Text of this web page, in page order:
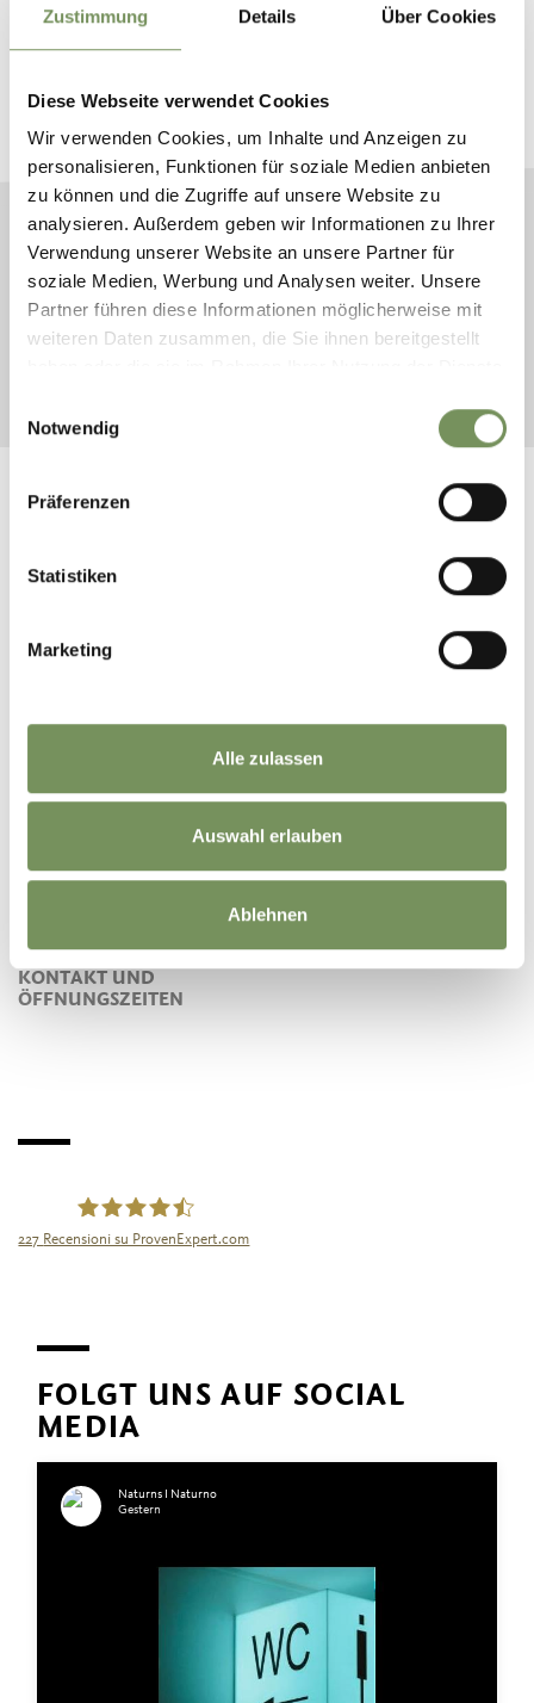
Zustimmung Details Über Cookies
Diese Webseite verwendet Cookies
Wir verwenden Cookies, um Inhalte und Anzeigen zu
personalisieren, Funktionen für soziale Medien anbieten
zu können und die Zugriffe auf unsere Website zu
analysieren. Außerdem geben wir Informationen zu Ihrer
Verwendung unserer Website an unsere Partner für
soziale Medien, Werbung und Analysen weiter. Unsere
Partner führen diese Informationen möglicherweise mit
weiteren Daten zusammen, die Sie ihnen bereitgestellt
Notwendig
Präferenzen
Statistiken
Marketing
Alle zulassen
Auswahl erlauben
Ablehnen
HIER FINDEST DU DIE
ANREISE
URLAUB IN NATURNS &
PLAUS DOWNLOADEN
UND DURCHBLÄTTERN
NATURNS & PLAUS
KONTAKT UND
ÖFFNUNGSZEITEN
227 Recensioni su ProvenExpert.com
FOLGT UNS AUF SOCIAL
MEDIA
Naturns I Naturno
Gestern